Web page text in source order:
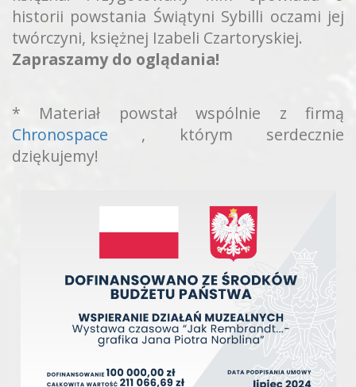
historii powstania Świątyni Sybilli oczami jej
twórczyni, księżnej Izabeli Czartoryskiej.
Zapraszamy do oglądania!
* Materiał powstał wspólnie z firmą
Chronospace , którym serdecznie
dziękujemy!